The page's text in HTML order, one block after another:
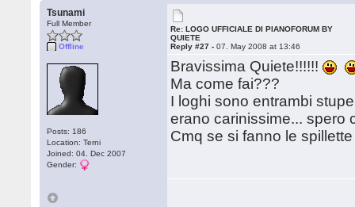
Tsunami
Full Member
Offline
Posts: 186
Location: Terni
Joined: 04. Dec 2007
Gender:
Re: LOGO UFFICIALE DI PIANOFORUM BY
QUIETE
Reply #27 -07. May 2008 at 13:46
Bravissima Quiete!!!!!!
Ma come fai???
I loghi sono entrambi
erano carinissime...
Cmq se si fanno le